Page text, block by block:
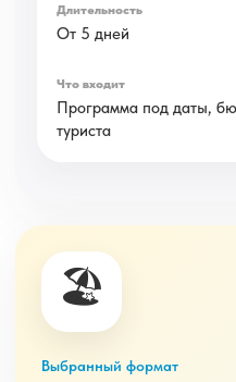
От 5 дней
Программа под даты,
туриста
🏖️
Выбранный формат